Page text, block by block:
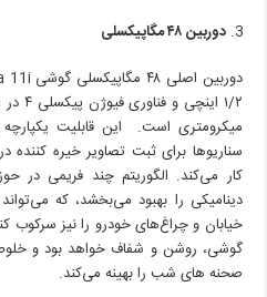
دوربین ۴۸ مگاپیکسلی
سناریوها برای ثبت تصاویر خیره
دینامیکی را بهبود می‌بخشد، که
گوشی، روشن و شفاف خواهد بود و
صحنه های شب را بهینه می‌‌کند.